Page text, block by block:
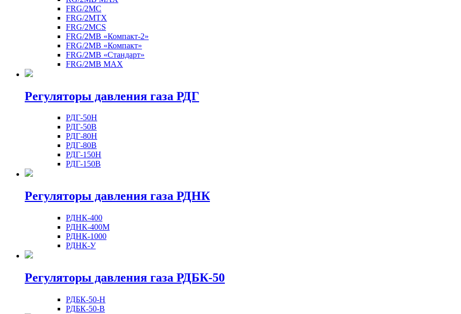
FRG/2MC
FRG/2MTX
FRG/2MCS
FRG/2MB «Компакт-2»
FRG/2MB «Компакт»
FRG/2MB «Стандарт»
FRG/2MB MAX
Регуляторы давления газа РДГ
РДГ-50Н
РДГ-50В
РДГ-80Н
РДГ-80В
РДГ-150Н
РДГ-150В
Регуляторы давления газа РДНК
РДНК-400
РДНК-400М
РДНК-1000
РДНК-У
Регуляторы давления газа РДБК-50
РДБК-50-Н
РДБК-50-В